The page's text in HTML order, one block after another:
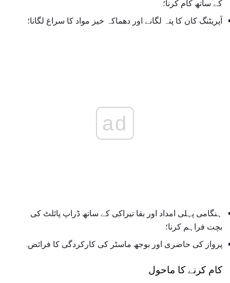
کے ساتھ کام کرنا؛
آپریٹنگ کان کا پتہ لگانے اور دھماکہ خیز مواد کا سراغ لگانا؛
ad
ہنگامی پہلی امداد اور بقا تیراکی کے ساتھ ڈراپ پائلٹ کی
بچت فراہم کرنا؛
پرواز کی حاضری اور بوجھ ماسٹر کی کارکردگی کا فرائض.
کام کرنے کا ماحول